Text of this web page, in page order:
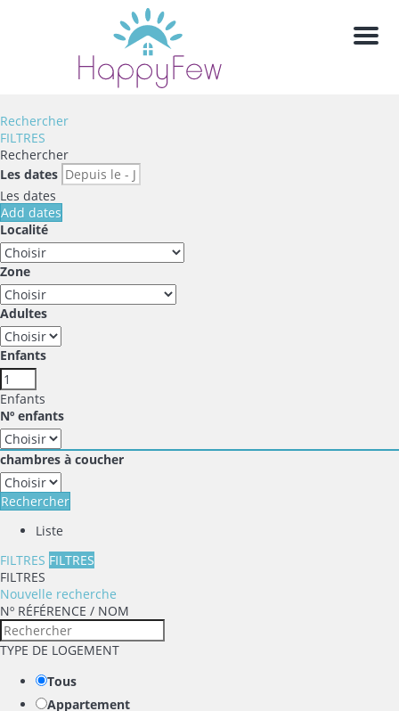
Menu
Rechercher
FILTRES
Rechercher
Les dates
Les dates
Add dates
Localité
Zone
Adultes
Enfants
Enfants
Nº enfants
chambres à coucher
Rechercher
Liste
FILTRES FILTRES
FILTRES
Nouvelle recherche
Nº RÉFÉRENCE / NOM
TYPE DE LOGEMENT
Tous
Appartement